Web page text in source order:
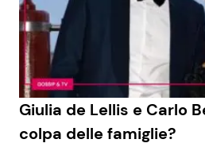
Giulia de Lellis e Carlo
colpa delle famiglie?